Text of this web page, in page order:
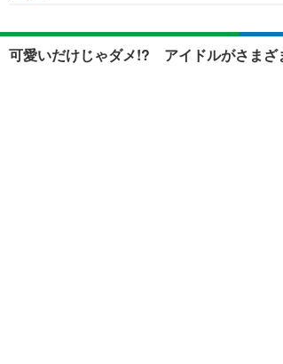
ラ
リリース一覧
可愛いだけじゃダメ!? アイドルがさまざ